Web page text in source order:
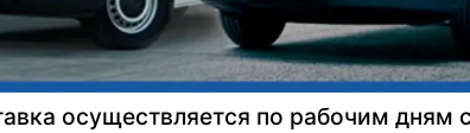
осуществляется по рабочим дням